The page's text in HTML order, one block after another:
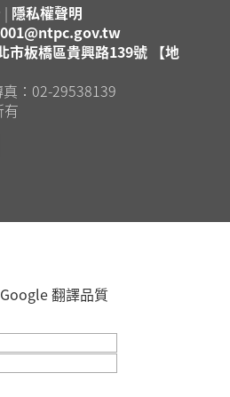
| 隱私權聲明
市板橋區貴興路139號 【地
：02-29538139
有
翻譯品質